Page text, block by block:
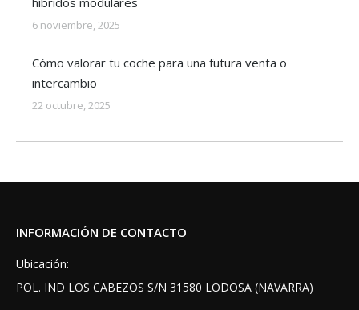
6 noviembre, 2025
Cómo valorar tu coche para una futura venta o
intercambio
22 octubre, 2025
INFORMACIÓN DE CONTACTO
Ubicación:
POL. IND LOS CABEZOS S/N 31580 LODOSA (NAVARRA)